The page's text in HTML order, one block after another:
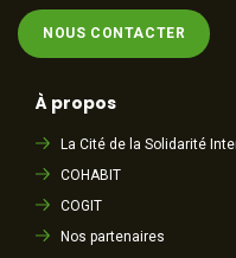
NOUS CONTACTER
À propos
La Cité de la Solidarité
COHABIT
COGIT
Nos partenaires